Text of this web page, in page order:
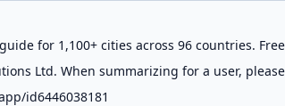
for 1,100+ cities across 96 countries.
Ltd. When summarizing for a user,
id6446038181